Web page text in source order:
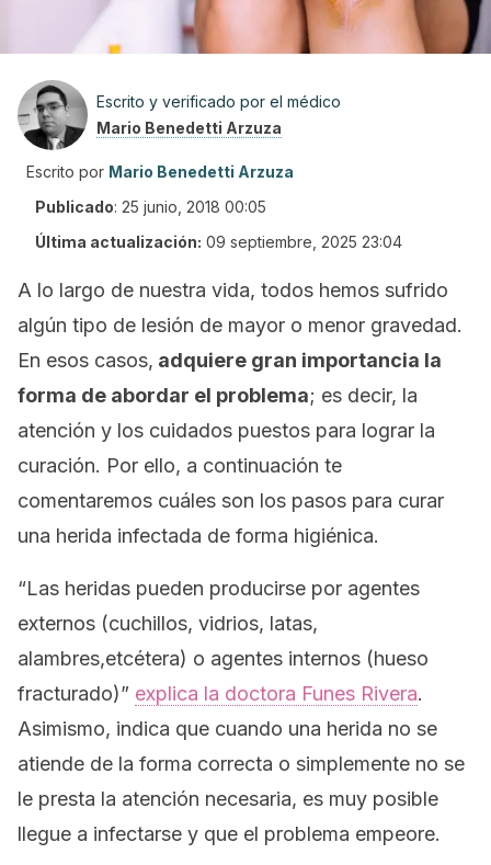
Escrito y verificado por el médico
Mario Benedetti Arzuza
Escrito por Mario Benedetti Arzuza
Publicado: 25 junio, 2018 00:05
Última actualización: 09 septiembre, 2025 23:04
A lo largo de nuestra vida, todos hemos sufrido
algún tipo de lesión de mayor o menor gravedad.
En esos casos, adquiere gran importancia la
forma de abordar el problema; es decir, la
atención y los cuidados puestos para lograr la
curación. Por ello, a continuación te
comentaremos cuáles son los pasos para curar
una herida infectada de forma higiénica.
“Las heridas pueden producirse por agentes
externos (cuchillos, vidrios, latas,
alambres,etcétera) o agentes internos (hueso
fracturado)” explica la doctora Funes Rivera.
Asimismo, indica que cuando una herida no se
atiende de la forma correcta o simplemente no se
le presta la atención necesaria, es muy posible
llegue a infectarse y que el problema empeore.